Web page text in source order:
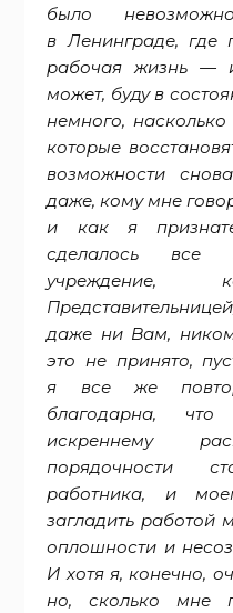
было
в Ленинграде, где
рабочая жизнь —
может, буду в
немного,
которые
возможности
даже, кому мне
и как я
сделалось все
учреждение,
даже ни Вам,
это не принято,
я все же
благодарна,
искреннему
порядочности
работника, и
загладить
оплошности и
И хотя я, конечно,
но, сколько мне